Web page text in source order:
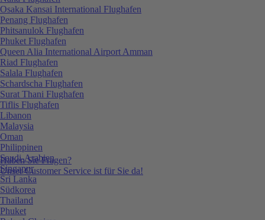
Haben Sie Fragen?
Unser Customer Service ist für Sie da!
Osaka Kansai International Flughafen
Penang Flughafen
Phitsanulok Flughafen
Phuket Flughafen
Queen Alia International Airport Amman
Riad Flughafen
Salala Flughafen
Schardscha Flughafen
Surat Thani Flughafen
Tiflis Flughafen
Libanon
Malaysia
Oman
Philippinen
Saudi-Arabien
Singapur
Sri Lanka
Südkorea
Thailand
Phuket